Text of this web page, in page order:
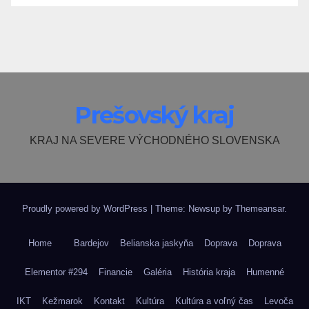
Prešovský kraj
KRAJ NA SEVERE VÝCHODNÉHO SLOVENSKA
Proudly powered by WordPress Theme: Newsup by Themeansar.
Home Bardejov Belianska jaskyňa Doprava Doprava
Elementor #294 Financie Galéria História kraja Humenné
IKT Kežmarok Kontakt Kultúra Kultúra a voľný čas Levoča